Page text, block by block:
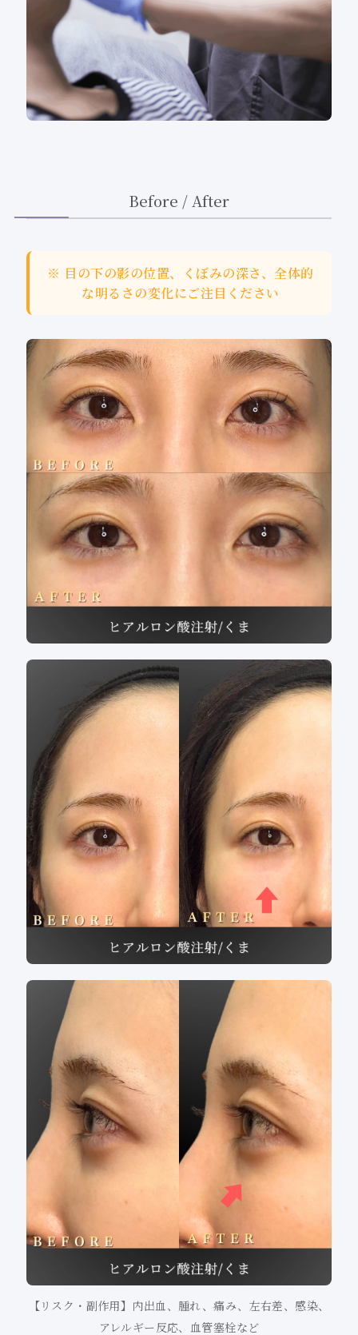
Before / After
※ 目の下の影の位置、くぼみの深さ、全体的
な明るさの変化にご注目ください
【リスク・副作用】内出血、腫れ、痛み、左右差、感染、
アレルギー反応、血管塞栓など